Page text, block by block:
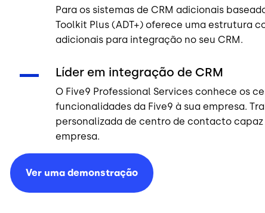
Para os sistemas de CRM adicionais
Toolkit Plus (ADT+) oferece uma estrutura
adicionais para integração no seu CRM.
Líder em integração de CRM
O Five9 Professional Services conhece os
funcionalidades da Five9 à sua empresa.
personalizada de centro de contacto
empresa.
Ver uma demonstração